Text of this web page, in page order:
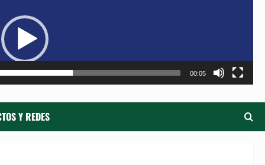
00:05
Y REDES